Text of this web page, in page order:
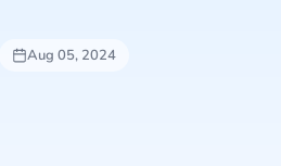
Aug 05, 2024